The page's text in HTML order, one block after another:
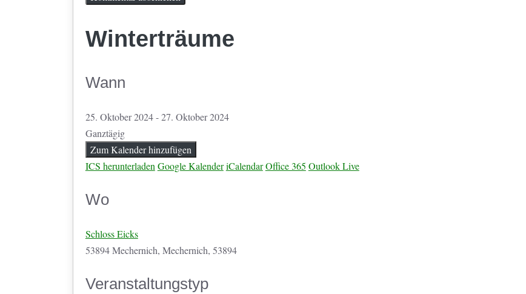
Winterträume
Wann
25. Oktober 2024 - 27. Oktober 2024
Ganztägig
Zum Kalender hinzufügen
ICS herunterladen Google Kalender iCalendar Office 365 Outlook Live
Wo
Schloss Eicks
53894 Mechernich, Mechernich, 53894
Veranstaltungstyp